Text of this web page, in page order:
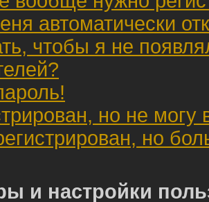
автоматически
чтобы я не
но не могу
но
и настройки